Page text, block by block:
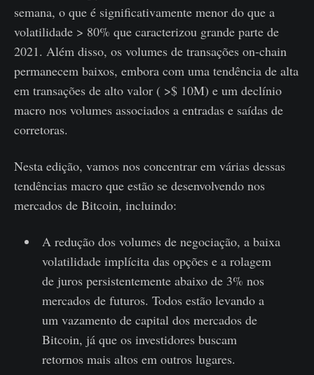
semana, o que é significativamente menor do que a
volatilidade > 80% que caracterizou grande parte de
2021. Além disso, os volumes de transações on-chain
permanecem baixos, embora com uma tendência de alta
em transações de alto valor ( >$ 10M) e um declínio
macro nos volumes associados a entradas e saídas de
corretoras.
Nesta edição, vamos nos concentrar em várias dessas
tendências macro que estão se desenvolvendo nos
mercados de Bitcoin, incluindo:
A redução dos volumes de negociação, a baixa
volatilidade implícita das opções e a rolagem
de juros persistentemente abaixo de 3% nos
mercados de futuros. Todos estão levando a
um vazamento de capital dos mercados de
Bitcoin, já que os investidores buscam
retornos mais altos em outros lugares.